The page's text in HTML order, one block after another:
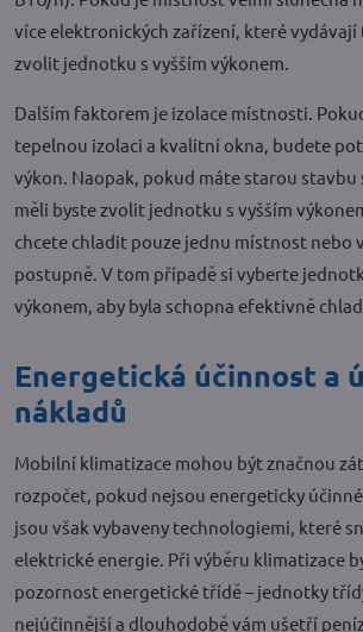
více elektronických zařízení, které
zvolit jednotku s vyšším výkonem.
Dalším faktorem je izolace místnosti.
tepelnou izolaci a kvalitní okna, budete
výkon. Naopak, pokud máte starou stavbu
měli byste zvolit jednotku s vyšším
chcete chladit pouze jednu místnost nebo
postupně. V tom případě si vyberte
výkonem, aby byla schopna efektivně
Energetická účinnost a
nákladů
Mobilní klimatizace mohou být značnou
rozpočet, pokud nejsou energeticky
jsou však vybaveny technologiemi, které
elektrické energie. Při výběru klimatizace
pozornost energetické třídě – jednotky
nejúčinnější a dlouhodobě vám ušetří